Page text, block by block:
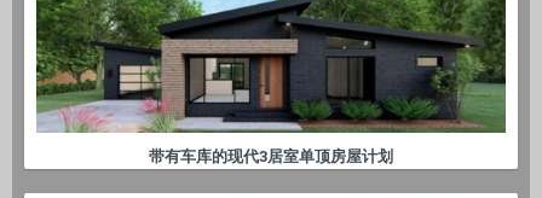
带有车库的现代3居室单顶房屋计划